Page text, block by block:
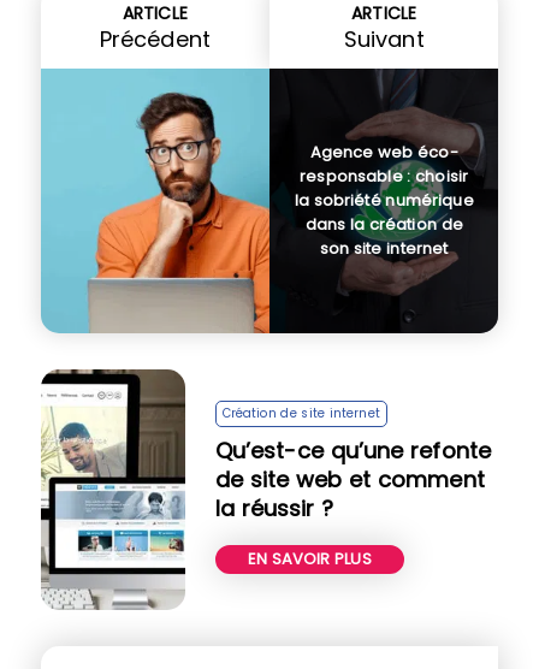
ARTICLE
Précédent
ARTICLE
Suivant
Agence web éco-
responsable : choisir
la sobriété numérique
dans la création de
son site internet
Création de site internet
Qu’est-ce qu’une refonte
de site web et comment
la réussir ?
EN SAVOIR PLUS